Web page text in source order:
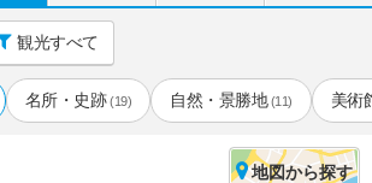
観光すべて
名所・史跡 (19) 自然・景勝地 (11) 美術
地図から探す